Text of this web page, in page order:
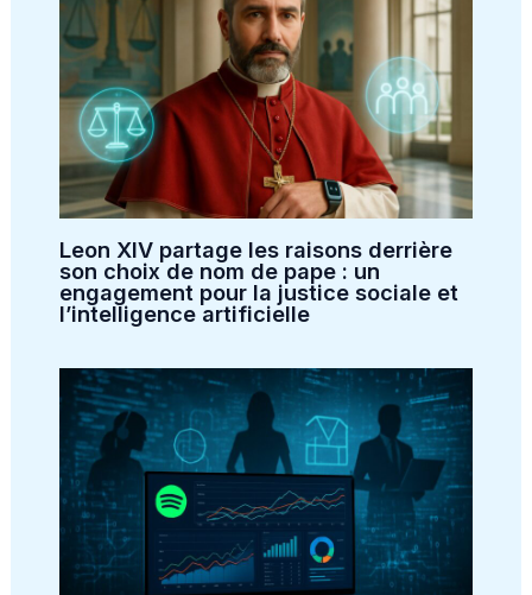
Leon XIV partage les raisons derrière
son choix de nom de pape : un
engagement pour la justice sociale et
l’intelligence artificielle